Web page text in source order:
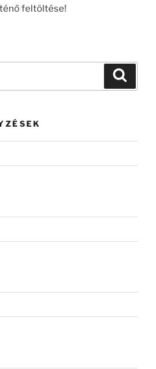
feltöltése!